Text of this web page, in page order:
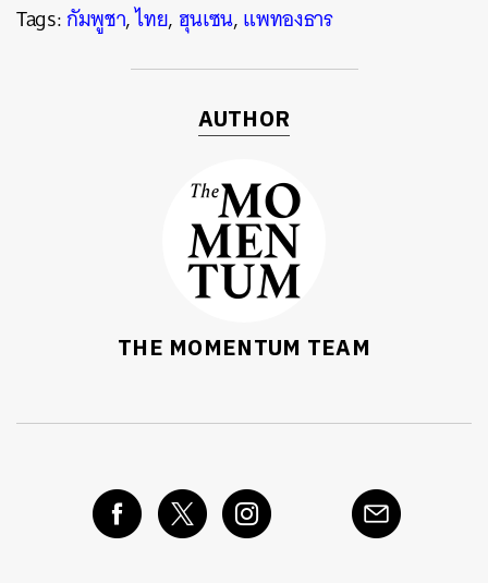
Tags:กัมพูชา,ไทย, ฮุนเซน,แพทองธาร
AUTHOR
THE MOMENTUM TEAM